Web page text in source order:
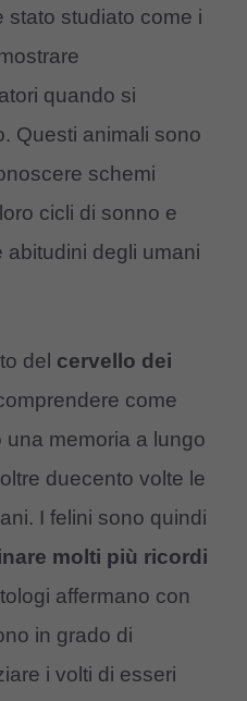
stato studiato come i
quando si
Questi animali sono
schemi
cicli di sonno e
abitudini degli umani
del cervello dei
come
memoria a lungo
duecento volte le
I felini sono quindi
molti più ricordi
affermano con
in grado di
i volti di esseri